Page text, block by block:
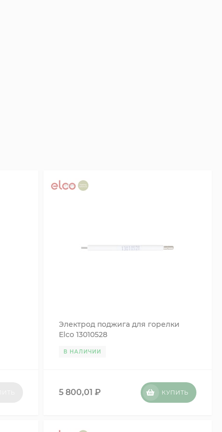
Электрод поджига для горелки
Elco 13010528
В НАЛИЧИИ
5 800,01 ₽ КУПИТЬ